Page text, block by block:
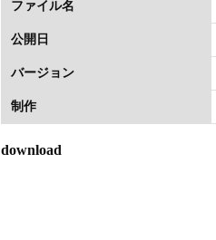
ファイル名
公開日
バージョン
制作
download